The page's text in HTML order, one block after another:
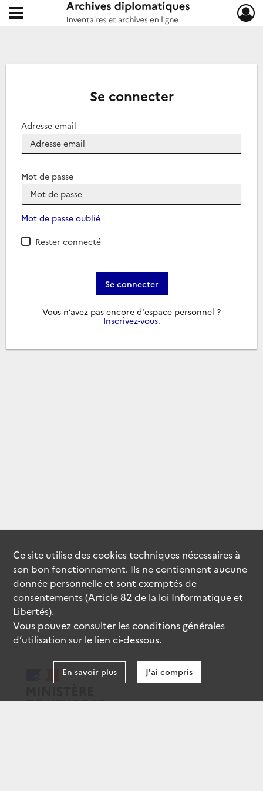
Archives diplomatiques
Ouvrir le menu déroulant
Se connecter
Adresse email
Mot de passe
Mot de passe oublié
Rester connecté
Se connecter
Vous n’avez pas encore d'espace personnel ?
Inscrivez-vous.
Ce site utilise descookiestechniques nécessaires à
son bon fonctionnement. Ils ne contiennent aucune
donnée personnelle et sont exemptés de
consentements (Article 82 de la loi Informatique et
Libertés).
Vous pouvez consulter les conditions générales
d’utilisation sur le lien ci-dessous.
En savoir plus J'ai compris